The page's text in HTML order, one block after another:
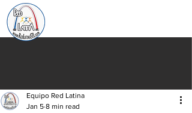
Equipo Red Latina
Jan 5 8 min read